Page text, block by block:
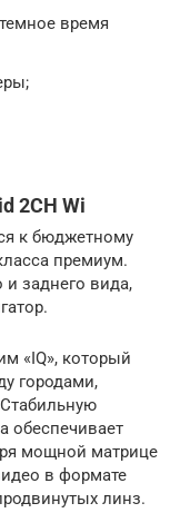
время
2CH Wi
к бюджетному
премиум.
заднего вида,
«IQ», который
городами,
обеспечивает
мощной матрице
в формате
линз.